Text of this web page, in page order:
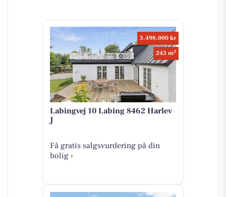
3.498.000 kr
243 m2
Labingvej 10 Labing 8462 Harlev
J
Få gratis salgsvurdering på din
bolig ›